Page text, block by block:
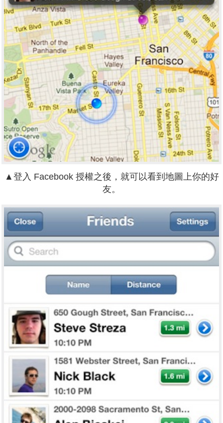
▲登入 Facebook 授權之後，就可以看到地圖上你的好
友。